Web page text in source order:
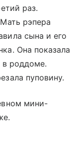
раз.
рэпера
сына и его
Она показала
в роддоме.
пуповину.
мини-